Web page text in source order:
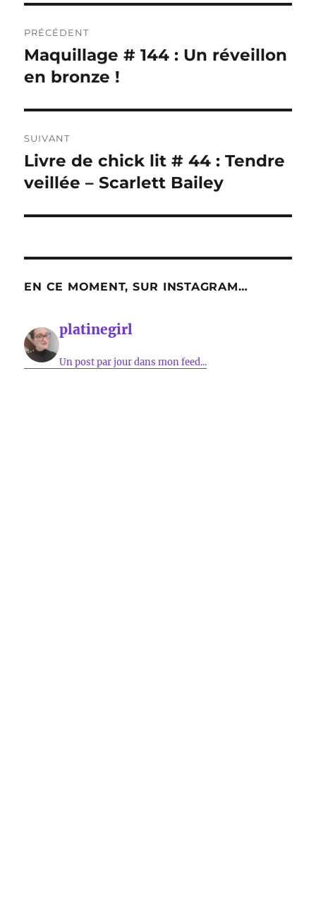
de
l’article
PRÉCÉDENT
Publication
précédente :
Maquillage # 144 : Un réveillon
en bronze !
SUIVANT
Publication
suivante :
Livre de chick lit # 44 : Tendre
veillée – Scarlett Bailey
EN CE MOMENT, SUR INSTAGRAM…
platinegirl
Un post par jour dans mon feed...